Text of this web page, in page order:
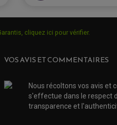
cliquez ici pour vérifier.
VOS AVIS ET COMMENTAIRES
Nous récoltons vos avis et
s'effectue dans le respect
transparence et